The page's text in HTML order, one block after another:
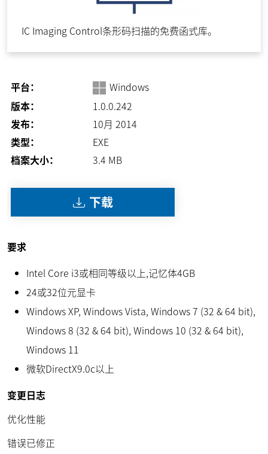
IC Imaging Control条形码扫描的免费函式库。
平台：
Windows
版本：
1.0.0.242
发布：
10月 2014
类型：
EXE
档案大小：
3.4 MB
下载
要求
Intel Core i3或相同等级以上,记忆体4GB
24或32位元显卡
Windows XP, Windows Vista, Windows 7 (32 & 64 bit),
Windows 8 (32 & 64 bit), Windows 10 (32 & 64 bit),
Windows 11
微软DirectX9.0c以上
变更日志
优化性能
错误已修正